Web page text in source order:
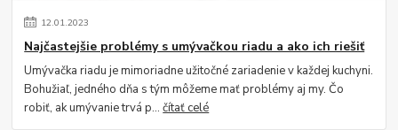
12.01.2023
Najčastejšie problémy s umývačkou riadu a ako ich riešiť
Umývačka riadu je mimoriadne užitočné zariadenie v každej kuchyni.
Bohužiaľ, jedného dňa s tým môžeme mať problémy aj my. Čo
robiť, ak umývanie trvá p...čítať celé